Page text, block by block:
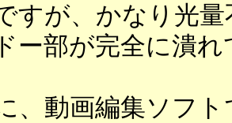
すが、かなり光量
ー部が完全に潰れ
、動画編集ソフト